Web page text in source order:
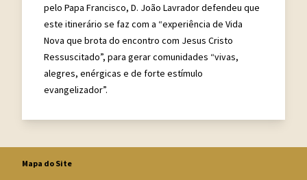
pelo Papa Francisco, D. João Lavradordefendeu que
este itinerário se faz com a “experiência de Vida
Nova que brota do encontro com Jesus Cristo
Ressuscitado”, para gerar comunidades “vivas,
alegres, enérgicas e de forte estímulo
evangelizador”.
Mapa do Site